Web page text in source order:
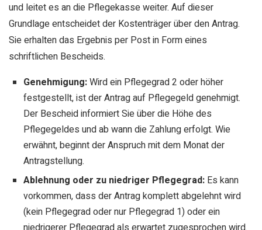
und leitet es an die Pflegekasse weiter. Auf dieser
Grundlage entscheidet der Kostenträger über den Antrag.
Sie erhalten das Ergebnis per Post in Form eines
schriftlichen Bescheids.
Genehmigung:Wird ein Pflegegrad 2 oder höher
festgestellt, ist der Antrag auf Pflegegeld genehmigt.
Der Bescheid informiert Sie über die Höhe des
Pflegegeldes und ab wann die Zahlung erfolgt. Wie
erwähnt, beginnt der Anspruch mit dem Monat der
Antragstellung.
Ablehnung oder zu niedriger Pflegegrad: Es kann
vorkommen, dass der Antrag komplett abgelehnt wird
(kein Pflegegrad oder nur Pflegegrad 1) oder ein